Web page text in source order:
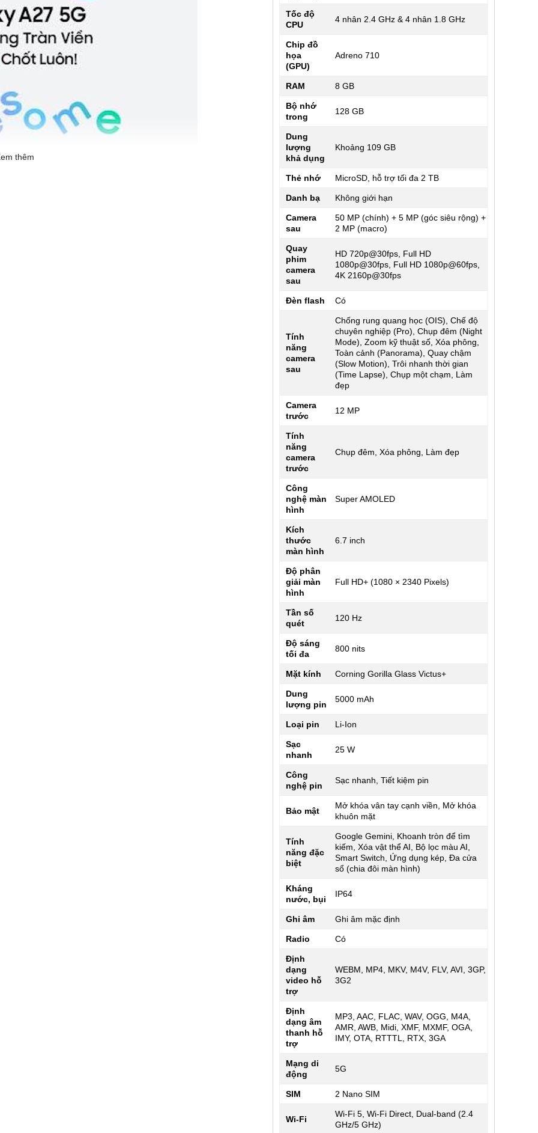
thêm
Tốc độ
CPU
4 nhân 2.4 GHz & 4 nhân 1.8 GHz
Chip đồ
họa
(GPU)
Adreno 710
RAM 8 GB
Bộ nhớ
trong
128 GB
Dung
lượng
khả dụng
Khoảng 109 GB
Thẻ nhớ MicroSD, hỗ trợ tối đa 2 TB
Danh bạ Không giới hạn
Camera
sau
50 MP (chính) + 5 MP (góc siêu rộng) +
2 MP (macro)
Quay
phim
camera
sau
HD 720p@30fps, Full HD
1080p@30fps, Full HD 1080p@60fps,
4K 2160p@30fps
Đèn flash Có
Tính
năng
camera
sau
Chống rung quang học (OIS), Chế độ
chuyên nghiệp (Pro), Chụp đêm (Night
Mode), Zoom kỹ thuật số, Xóa phông,
Toàn cảnh (Panorama), Quay chậm
(Slow Motion), Trôi nhanh thời gian
(Time Lapse), Chụp một chạm, Làm
đẹp
Camera
trước
12 MP
Tính
năng
camera
trước
Chụp đêm, Xóa phông, Làm đẹp
Công
nghệ màn
hình
Super AMOLED
Kích
thước
màn hình
6.7 inch
Độ phân
giải màn
hình
Full HD+ (1080 × 2340 Pixels)
Tần số
quét
120 Hz
Độ sáng
tối đa
800 nits
Mặt kính Corning Gorilla Glass Victus+
Dung
lượng pin
5000 mAh
Loại pin Li-Ion
Sạc
nhanh
25 W
Công
nghệ pin
Sạc nhanh, Tiết kiệm pin
Bảo mật
Mở khóa vân tay cạnh viền, Mở khóa
khuôn mặt
Tính
năng đặc
biệt
Google Gemini, Khoanh tròn để tìm
kiếm, Xóa vật thể AI, Bộ lọc màu AI,
Smart Switch, Ứng dụng kép, Đa cửa
sổ (chia đôi màn hình)
Kháng
nước, bụi
IP64
Ghi âm Ghi âm mặc định
Radio Có
Định
dạng
video hỗ
trợ
WEBM, MP4, MKV, M4V, FLV, AVI, 3GP,
3G2
Định
dạng âm
thanh hỗ
trợ
MP3, AAC, FLAC, WAV, OGG, M4A,
AMR, AWB, Midi, XMF, MXMF, OGA,
IMY, OTA, RTTTL, RTX, 3GA
Mạng di
động
5G
SIM 2 Nano SIM
Wi-Fi
Wi-Fi 5, Wi-Fi Direct, Dual-band (2.4
GHz/5 GHz)